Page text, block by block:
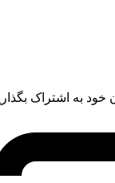
خود به اشتراک